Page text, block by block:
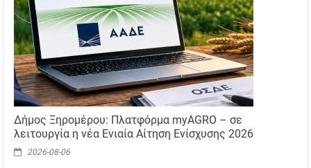
Δήμος Ξηρομέρου: Πλατφόρμα myAGRO – σε
λειτουργία η νέα Ενιαία Αίτηση Ενίσχυσης 2026
2026-08-06